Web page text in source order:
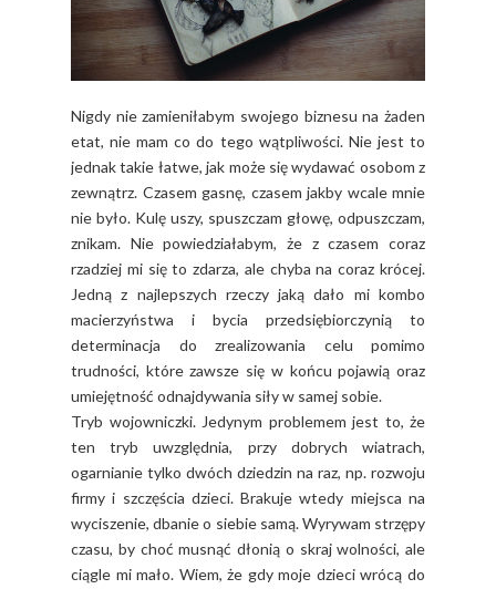
Nigdy nie zamieniłabym swojego biznesu na żaden
etat, nie mam co do tego wątpliwości. Nie jest to
jednak takie łatwe, jak może się wydawać osobom z
zewnątrz. Czasem gasnę, czasem jakby wcale mnie
nie było. Kulę uszy, spuszczam głowę, odpuszczam,
znikam. Nie powiedziałabym, że z czasem coraz
rzadziej mi się to zdarza, ale chyba na coraz krócej.
Jedną z najlepszych rzeczy jaką dało mi kombo
macierzyństwa i bycia przedsiębiorczynią to
determinacja do zrealizowania celu pomimo
trudności, które zawsze się w końcu pojawią oraz
umiejętność odnajdywania siły w samej sobie.
Tryb wojowniczki. Jedynym problemem jest to, że
ten tryb uwzględnia, przy dobrych wiatrach,
ogarnianie tylko dwóch dziedzin na raz, np. rozwoju
firmy i szczęścia dzieci. Brakuje wtedy miejsca na
wyciszenie, dbanie o siebie samą. Wyrywam strzępy
czasu, by choć musnąć dłonią o skraj wolności, ale
ciągle mi mało. Wiem, że gdy moje dzieci wrócą do